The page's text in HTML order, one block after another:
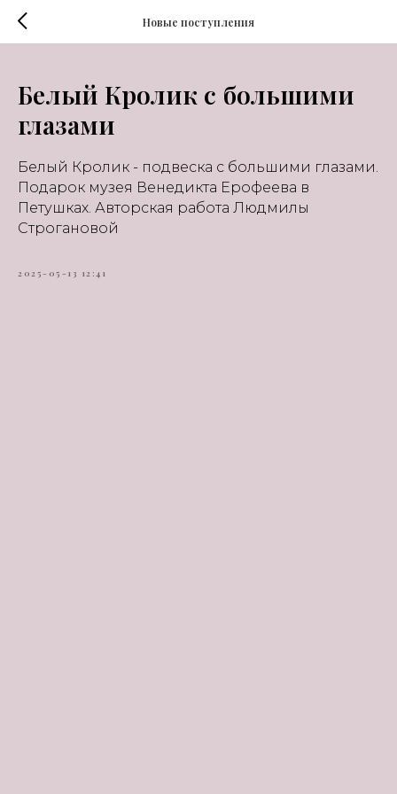
Новые поступления
Белый Кролик с большими
глазами
Белый Кролик - подвеска с большими глазами.
Подарок музея Венедикта Ерофеева в
Петушках. Авторская работа Людмилы
Строгановой
2025-05-13 12:41